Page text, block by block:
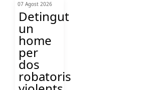
07 Agost 2026
Detingut
un
home
per
dos
robatoris